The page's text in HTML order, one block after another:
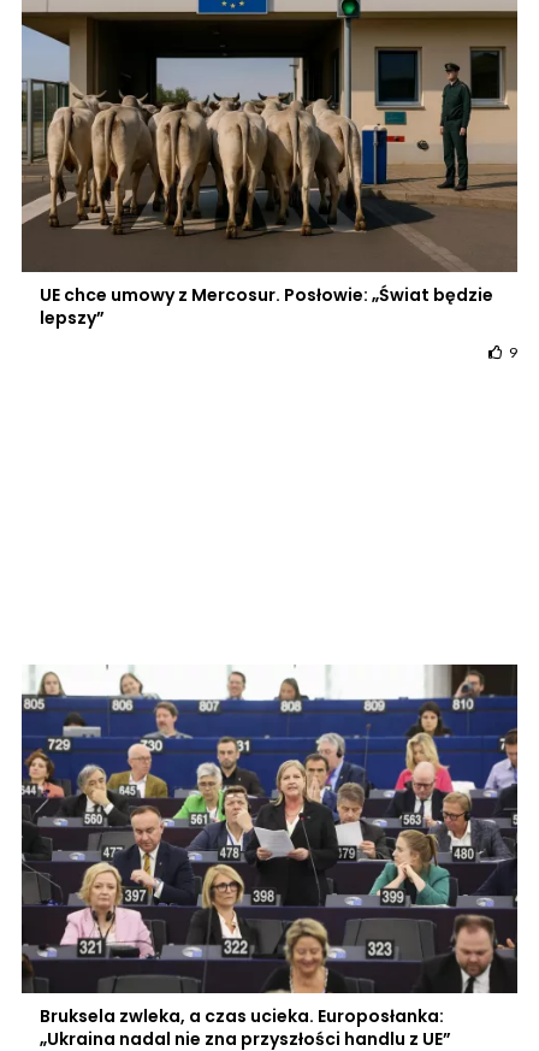
UE chce umowy z Mercosur. Posłowie: „Świat będzie
lepszy”
9
Bruksela zwleka, a czas ucieka. Europosłanka:
„Ukraina nadal nie zna przyszłości handlu z UE”